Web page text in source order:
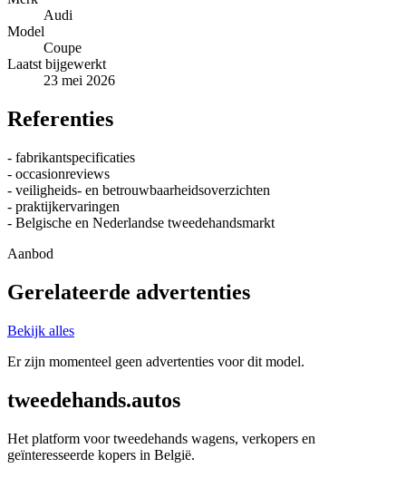
Audi
Model
Coupe
Laatst bijgewerkt
23 mei 2026
Referenties
- fabrikantspecificaties
- occasionreviews
- veiligheids- en betrouwbaarheidsoverzichten
- praktijkervaringen
- Belgische en Nederlandse tweedehandsmarkt
Aanbod
Gerelateerde advertenties
Bekijk alles
Er zijn momenteel geen advertenties voor dit model.
tweedehands.autos
Het platform voor tweedehands wagens, verkopers en
geïnteresseerde kopers in België.